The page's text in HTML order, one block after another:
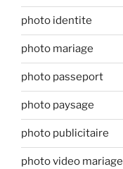
photo identite
photo mariage
photo passeport
photo paysage
photo publicitaire
photo video mariage